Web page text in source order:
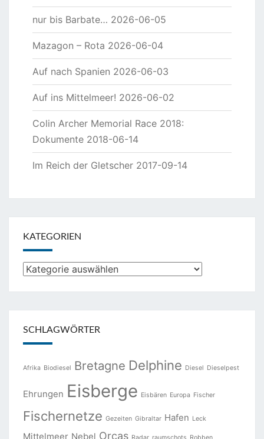
nur bis Barbate… 2026-06-05
Mazagon – Rota 2026-06-04
Auf nach Spanien 2026-06-03
Auf ins Mittelmeer! 2026-06-02
Colin Archer Memorial Race 2018:
Dokumente 2018-06-14
Im Reich der Gletscher 2017-09-14
KATEGORIEN
Kategorien
SCHLAGWÖRTER
Afrika Biodiesel Bretagne Delphine Diesel Dieselpest
Ehrungen Eisberge Eisbären Europa Fischer
Fischernetze Gezeiten Gibraltar Hafen Leck
Mittelmeer Nebel Orcas